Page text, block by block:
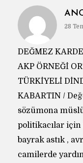
28
DEĞMEZ
AKP ÖRNEĞİ
TÜRKİYELİ
KABARTIN /
sözümona
politikacılar için
bayrak astık ,
camilerde